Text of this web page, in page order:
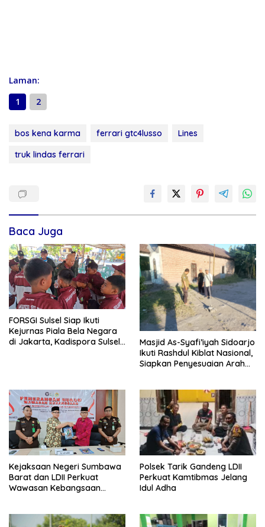
Laman:
1
2
bos kena karma ferrari gtc4lusso
Lines
truk lindas ferrari
Baca Juga
FORSGI Sulsel Siap Ikuti
Kejurnas Piala Bela Negara
di Jakarta, Kadispora Sulsel
Masjid As-Syafi’iyah Sidoarjo
Ikuti Rashdul Kiblat Nasional,
Siapkan Penyesuaian Arah
Kejaksaan Negeri Sumbawa
Barat dan LDII Perkuat
Wawasan Kebangsaan
Polsek Tarik Gandeng LDII
Perkuat Kamtibmas Jelang
Idul Adha